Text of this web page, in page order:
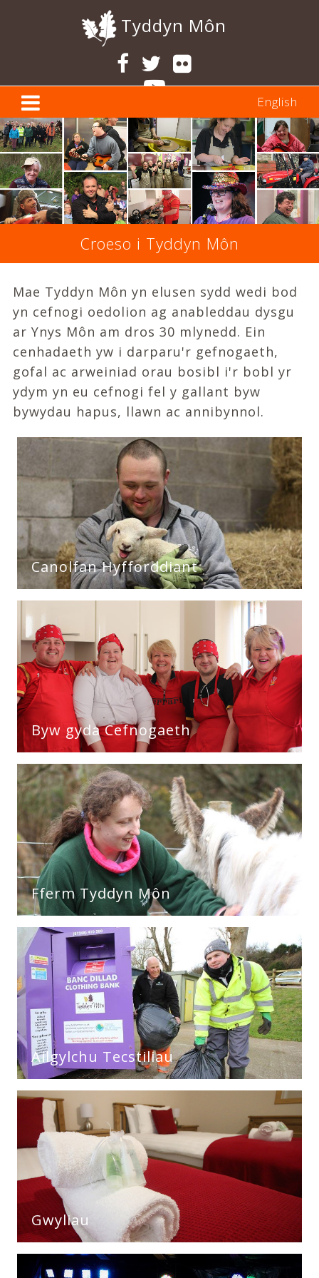
Tyddyn Môn
English
Previous
Croeso i Tyddyn Môn
Mae Tyddyn Môn yn elusen sydd wedi bod
yn cefnogi oedolion ag anableddau dysgu
ar Ynys Môn am dros 30 mlynedd. Ein
cenhadaeth yw i darparu'r gefnogaeth,
gofal ac arweiniad orau bosibl i'r bobl yr
ydym yn eu cefnogi fel y gallant byw
bywydau hapus, llawn ac annibynnol.
Canolfan Hyfforddiant
Byw gyda Cefnogaeth
Fferm Tyddyn Môn
Ailgylchu Tecstiliau
Gwyliau